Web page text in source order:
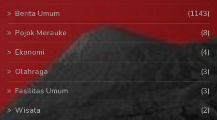
Berita Umum
(1143)
Pojok Merauke
(8)
Ekonomi
(4)
Olahraga
(3)
Fasilitas Umum
(3)
Wisata
(2)